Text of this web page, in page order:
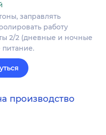
заправлять
работу
2/2 (дневные и ночные
питание.
производство